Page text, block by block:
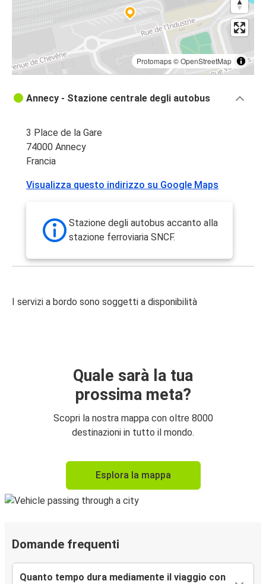
Protomaps©OpenStreetMap
Annecy - Stazione centrale degli autobus
3 Place de la Gare
74000 Annecy
Francia
Visualizza questo indirizzo su Google Maps
Stazione degli autobus accanto alla
stazione ferroviaria SNCF.
I servizi a bordo sono soggetti a disponibilità
Quale sarà la tua
prossima meta?
Scopri la nostra mappa con oltre 8000
destinazioni in tutto il mondo.
Esplora la mappa
Domande frequenti
Quanto tempo dura mediamente il viaggio con